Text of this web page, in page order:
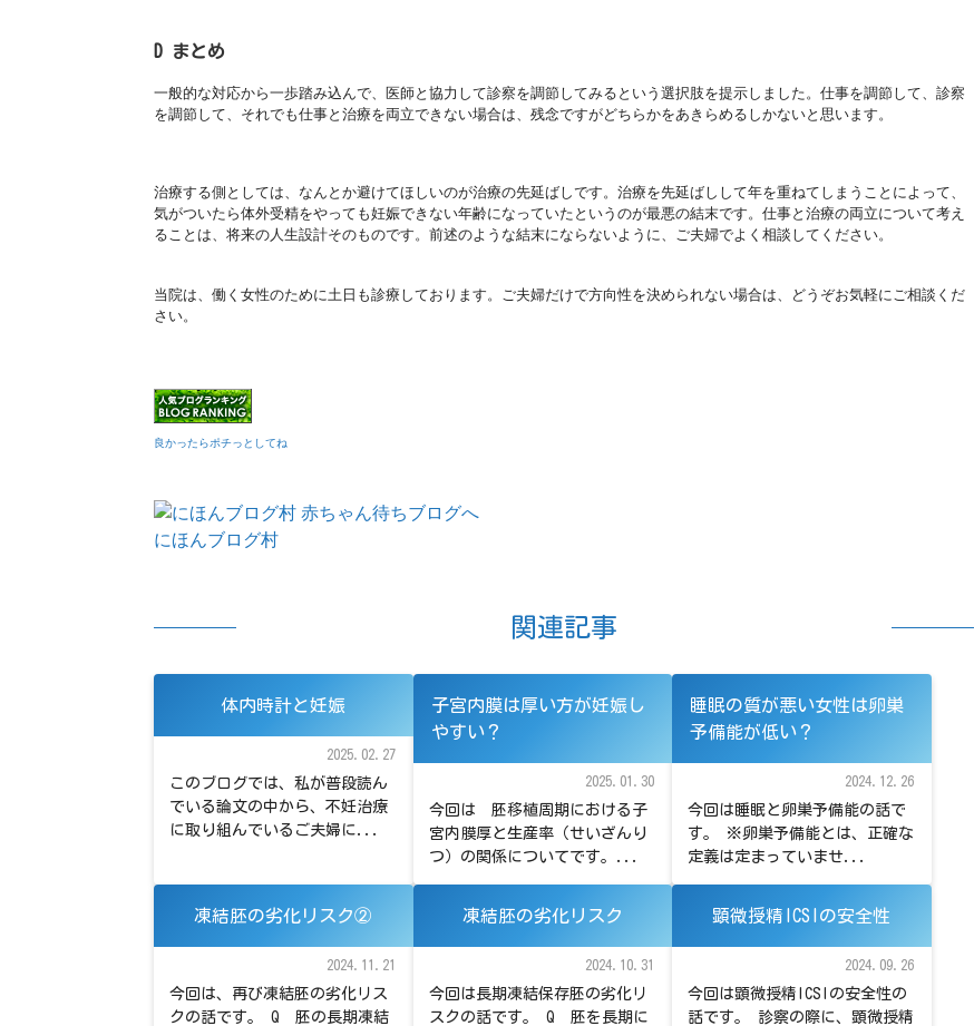
D まとめ
一般的な対応から一歩踏み込んで、 医師と協力して診察を調節してみるという選択肢を提示しました。 仕事を調節して、診察
を調節して、それでも仕事と治療を両立でき ない場合は、 残念ですがどちらかをあきらめるしかないと思います。
治療する側としては、なんとか避けてほしいのが治療の先延ばしです。 治療を先延ばしして年を重ねてしまうこと によって、
気がついたら体外受精をやっても妊娠できない年齢になっていた というのが最悪の結末です。 仕事と治療の両立について考え
ること は、 将来の人生設計そのものです。 前述のような結末にならないように、 ご夫婦でよく相談してくださ い。
当院は、働く女性のために土日も診療しております。 ご夫婦だけで方向性を決められない場合は、どうぞお気軽にご相談 くだ
さい。
良かったらポチっとしてね
にほんブログ村
関連記事
体内時計と妊娠
2025.02.27
このブログでは、私が普段読ん
でいる論文の中から、不妊治療
に取り組んでいるご夫婦に...
子宮内膜は厚い方が妊娠し
やすい？
2025.01.30
今回は 胚移植周期における子
宮内膜厚と生産率（せいざんり
つ）の関係についてです。...
睡眠の質が悪い女性は卵巣
予備能が低い？
2024.12.26
今回は睡眠と卵巣予備能の話で
す。 ※卵巣予備能とは、正確な
定義は定まっていませ...
凍結胚の劣化リスク②
2024.11.21
今回は、再び凍結胚の劣化リス
クの話です。 Q 胚の長期凍結
凍結胚の劣化リスク
2024.10.31
今回は長期凍結保存胚の劣化リ
スクの話です。 Q 胚を長期に
顕微授精ICSIの安全性
2024.09.26
今回は顕微授精ICSIの安全性の
話です。 診察の際に、顕微授精